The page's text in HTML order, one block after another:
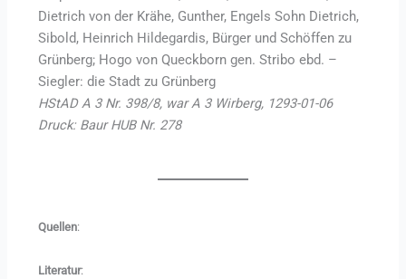
Dietrich von der Krähe, Gunther, Engels Sohn Dietrich,
Sibold, Heinrich Hildegardis, Bürger und Schöffen zu
Grünberg; Hogo von Queckborn gen. Stribo ebd. –
Siegler: die Stadt zu Grünberg
HStAD A 3 Nr. 398/8, war A 3 Wirberg, 1293-01-06
Druck: Baur HUB Nr. 278
Quellen:
Literatur: